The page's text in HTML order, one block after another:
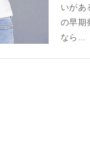
いがあ
の早期
なら...